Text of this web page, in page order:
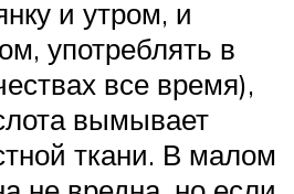
и утром, и
употреблять в
все время),
вымывает
ткани. В малом